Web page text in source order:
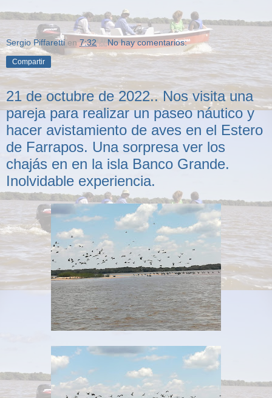
Sergio Piffaretti en7:32 No hay comentarios:
Compartir
21 de octubre de 2022.. Nos visita una
pareja para realizar un paseo náutico y
hacer avistamiento de aves en el Estero
de Farrapos. Una sorpresa ver los
chajás en en la isla Banco Grande.
Inolvidable experiencia.